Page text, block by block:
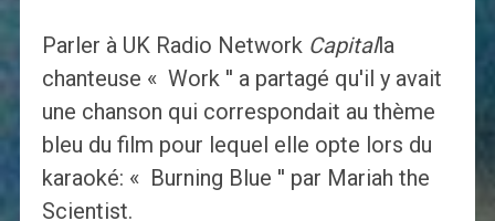
Parler à UK Radio Network Capitalla
chanteuse « Work '' a partagé qu'il y avait
une chanson qui correspondait au thème
bleu du film pour lequel elle opte lors du
karaoké: « Burning Blue '' par Mariah the
Scientist.